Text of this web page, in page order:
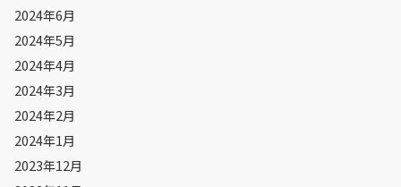
2024年6月
2024年5月
2024年4月
2024年3月
2024年2月
2024年1月
2023年12月